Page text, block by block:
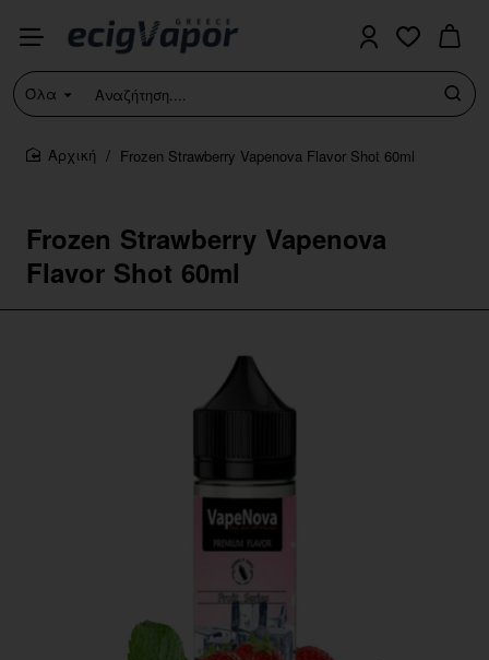
Όλα
Αναζήτηση....
Frozen Strawberry Vapenova
Flavor Shot 60ml
home
Frozen Strawberry Vapenova Flavor Shot 60ml